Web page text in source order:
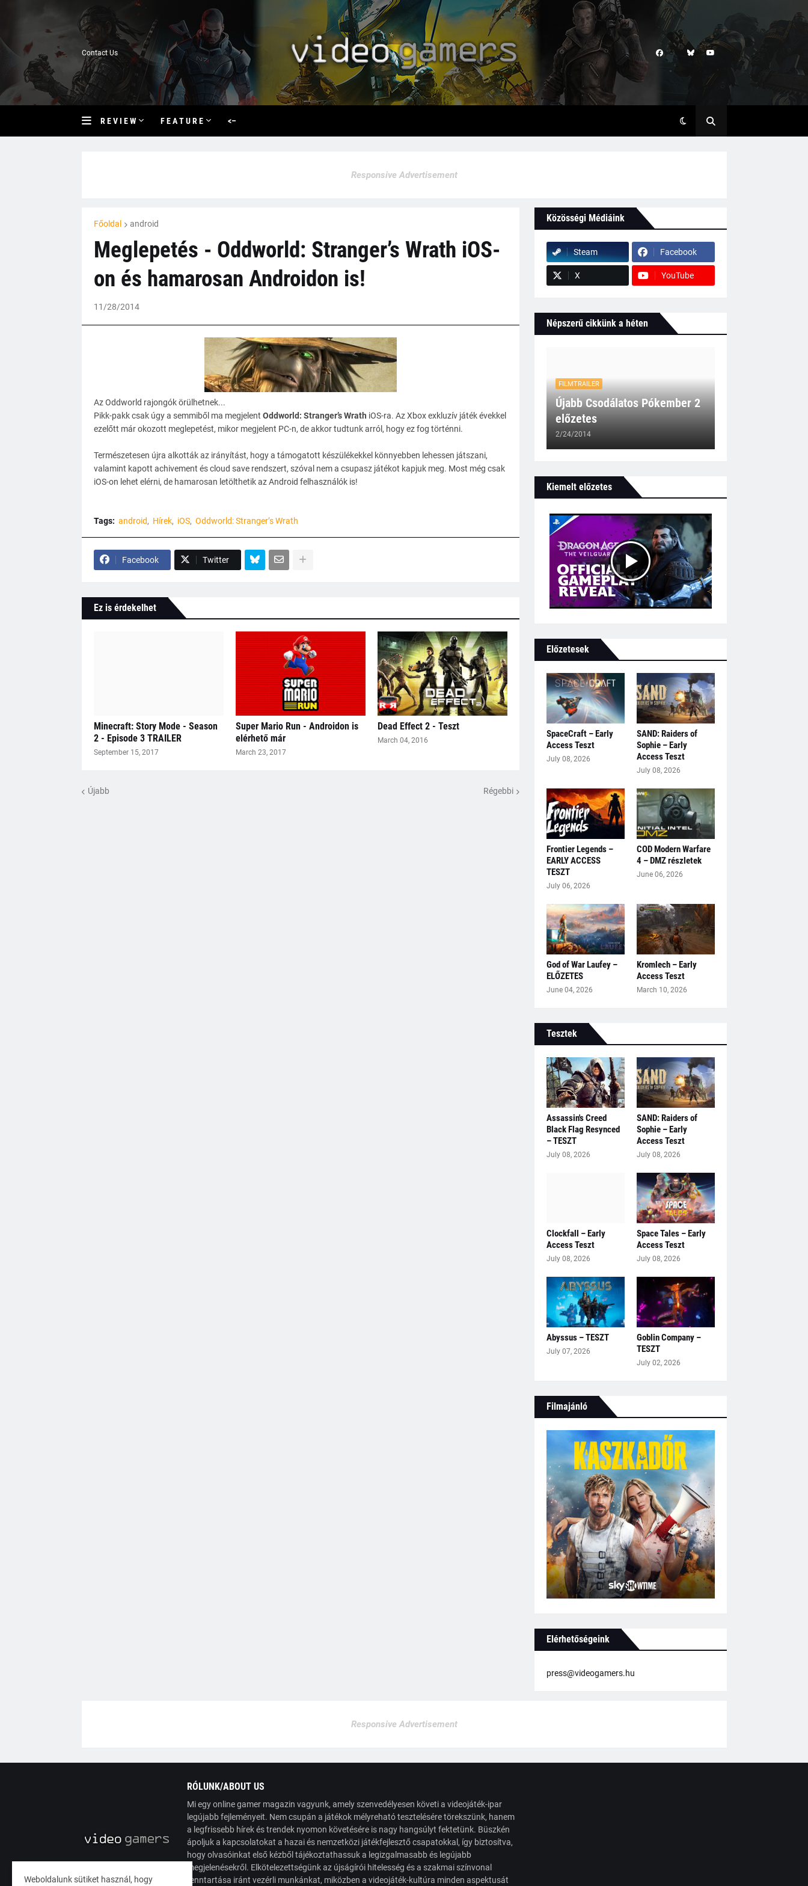
Contact Us
R E V I E W F E A T U R E <–
Responsive Advertisement
Főoldal android
Meglepetés - Oddworld: Stranger’s Wrath iOS-
on és hamarosan Androidon is!
11/28/2014
Az Oddworld rajongók örülhetnek...
Pikk-pakk csak úgy a semmiből ma megjelent Oddworld: Stranger’s Wrath iOS-ra. Az Xbox exkluzív játék évekkel
ezelőtt már okozott meglepetést, mikor megjelent PC-n, de akkor tudtunk arról, hogy ez fog történni.
Természetesen újra alkották az irányítást, hogy a támogatott készülékekkel könnyebben lehessen játszani,
valamint kapott achivement és cloud save rendszert, szóval nem a csupasz játékot kapjuk meg. Most még csak
iOS-on lehet elérni, de hamarosan letölthetik az Android felhasználók is!
Tags: android Hírek iOS Oddworld: Stranger’s Wrath
Facebook Twitter
Ez is érdekelhet
Minecraft: Story Mode - Season
2 - Episode 3 TRAILER
September 15, 2017
Super Mario Run - Androidon is
elérhető már
March 23, 2017
Dead Effect 2 - Teszt
March 04, 2016
Újabb Régebbi
Közösségi Médiáink
Steam Facebook
X YouTube
Népszerű cikkünk a héten
FILMTRAILER
Újabb Csodálatos Pókember 2
előzetes
2/24/2014
Kiemelt előzetes
Előzetesek
SpaceCraft – Early
Access Teszt
July 08, 2026
SAND: Raiders of
Sophie – Early
Access Teszt
July 08, 2026
Frontier Legends –
EARLY ACCESS
TESZT
July 06, 2026
COD Modern Warfare
4 – DMZ részletek
June 06, 2026
God of War Laufey –
ELŐZETES
June 04, 2026
Kromlech – Early
Access Teszt
March 10, 2026
Tesztek
Assassin's Creed
Black Flag Resynced
– TESZT
July 08, 2026
SAND: Raiders of
Sophie – Early
Access Teszt
July 08, 2026
Clockfall – Early
Access Teszt
July 08, 2026
Space Tales – Early
Access Teszt
July 08, 2026
Abyssus – TESZT
July 07, 2026
Goblin Company –
TESZT
July 02, 2026
Filmajánló
Elérhetőségeink
press@videogamers.hu
Responsive Advertisement
RÓLUNK/ABOUT US
Mi egy online gamer magazin vagyunk, amely szenvedélyesen követi a videojáték-ipar
legújabb fejleményeit. Nem csupán a játékok mélyreható tesztelésére törekszünk, hanem
a legfrissebb hírek és trendek nyomon követésére is nagy hangsúlyt fektetünk. Büszkén
ápoljuk a kapcsolatokat a hazai és nemzetközi játékfejlesztő csapatokkal, így biztosítva,
hogy olvasóinkat első kézből tájékoztathassuk a legizgalmasabb és legújabb
megjelenésekről. Elkötelezettségünk az újságírói hitelesség és a szakmai színvonal
fenntartása iránt vezérli munkánkat, miközben a videojáték-kultúra minden aspektusát
Weboldalunk sütiket használ, hogy